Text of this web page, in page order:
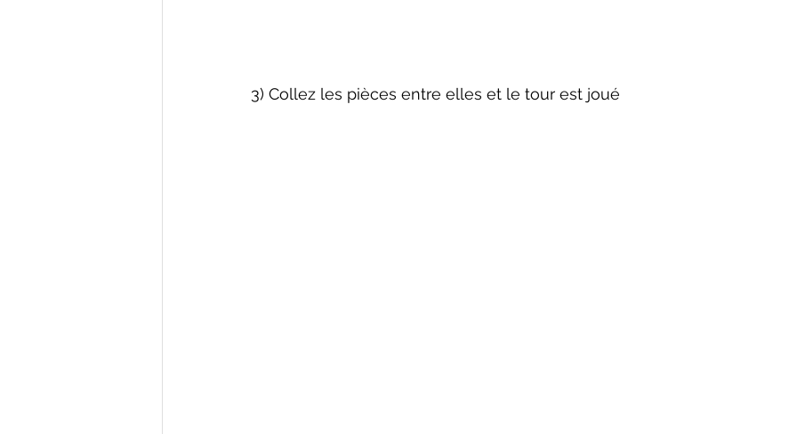
3) Collez les pièces entre elles et le tour est joué